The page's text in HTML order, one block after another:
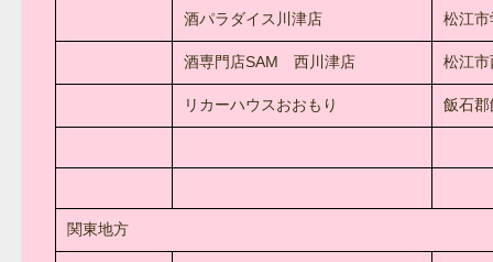
酒パラダイス川津店 松江
酒専門店SAM 西川津店 松江
リカーハウスおおもり 飯石
関東地方